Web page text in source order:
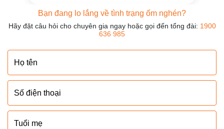
Bạn đang lo lắng về tình trạng ốm nghén?
Hãy đặt câu hỏi cho chuyên gia ngay hoặc gọi đến tổng đài: 1900
636 985